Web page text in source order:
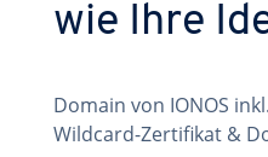
wie Ihre
Domain von IONOS
Wildcard-Zertifikat &